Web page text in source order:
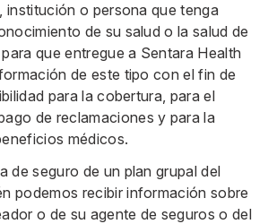
institución o persona que tenga
de su salud o la salud de
que entregue a Sentara Health
de este tipo con el fin de
para la cobertura, para el
de reclamaciones y para la
médicos.
de seguro de un plan grupal del
podemos recibir información sobre
o de su agente de seguros o del